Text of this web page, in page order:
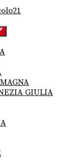
GIULIA